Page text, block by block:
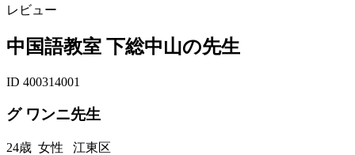
レビュー
中国語教室 下総中山の先生
ID 400314001
グ ワンニ先生
24歳 女性 江東区